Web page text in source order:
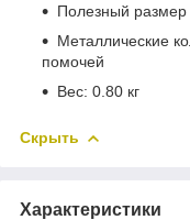
Полезный
Металлические
помочей
Вес: 0.80 кг
Скрыть
Характеристики